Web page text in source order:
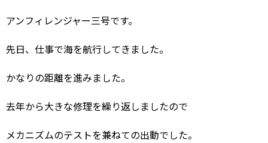
アンフィレンジャー三号です。
先日、仕事で海を航行してきました。
かなりの距離を進みました。
去年から大きな修理を繰り返しましたので
メカニズムのテストを兼ねての出動でした。